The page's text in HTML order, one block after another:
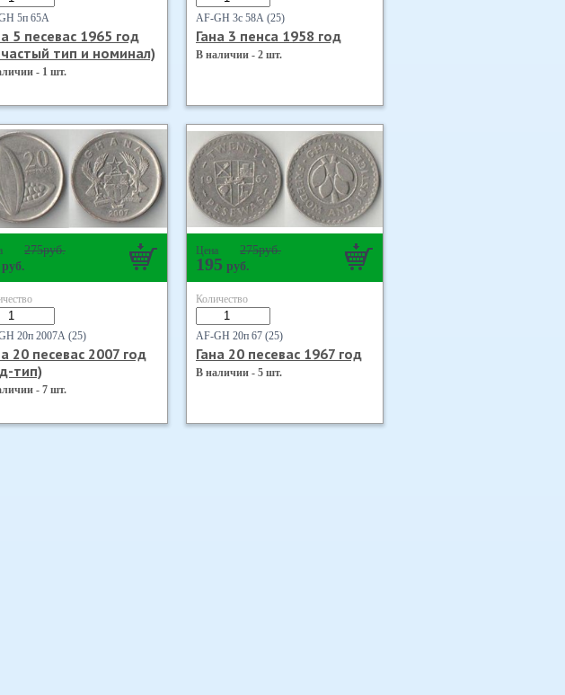
5п 65А
5 песевас 1965 год
тип и номинал)
- 1 шт.
AF-GH 3с 58А (25)
Гана 3 пенса 1958 год
В наличии - 2 шт.
275руб.
руб.
20п 2007А (25)
20 песевас 2007 год
тип)
- 7 шт.
Цена 275руб.
195 руб.
Количество
AF-GH 20п 67 (25)
Гана 20 песевас 1967 год
В наличии - 5 шт.